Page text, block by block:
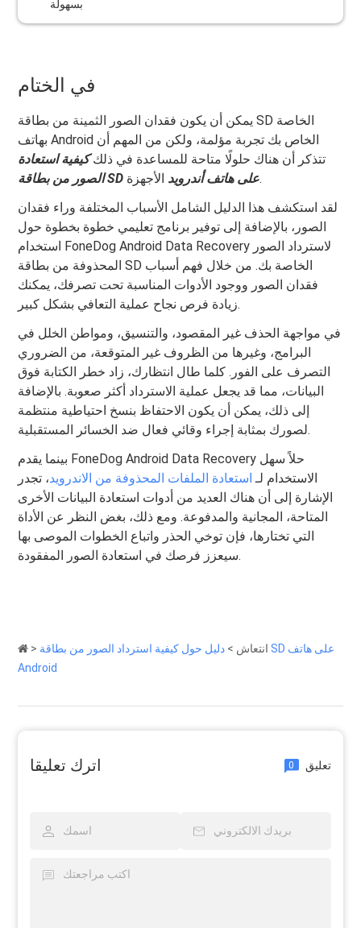
بسهولة
في الختام
يمكن أن يكون فقدان الصور الثمينة من بطاقة SD الخاصة
بهاتف Android الخاص بك تجربة مؤلمة، ولكن من المهم أن
تتذكر أن هناك حلولًا متاحة للمساعدة في ذلككيفية استعادة
الصور من بطاقة SD على هاتف أندرويدالأجهزة.
لقد استكشف هذا الدليل الشامل الأسباب المختلفة وراء فقدان
الصور، بالإضافة إلى توفير برنامج تعليمي خطوة بخطوة حول
استخدام FoneDog Android Data Recovery لاسترداد الصور
المحذوفة من بطاقة SD الخاصة بك. من خلال فهم أسباب
فقدان الصور ووجود الأدوات المناسبة تحت تصرفك، يمكنك
زيادة فرص نجاح عملية التعافي بشكل كبير.
في مواجهة الحذف غير المقصود، والتنسيق، ومواطن الخلل في
البرامج، وغيرها من الظروف غير المتوقعة، من الضروري
التصرف على الفور. كلما طال انتظارك، زاد خطر الكتابة فوق
البيانات، مما قد يجعل عملية الاسترداد أكثر صعوبة. بالإضافة
إلى ذلك، يمكن أن يكون الاحتفاظ بنسخ احتياطية منتظمة
لصورك بمثابة إجراء وقائي فعال ضد الخسائر المستقبلية.
بينما يقدم FoneDog Android Data Recovery حلاً سهل
الاستخدام لـ استعادة الملفات المحذوفة من الاندرويد، تجدر
الإشارة إلى أن هناك العديد من أدوات استعادة البيانات الأخرى
المتاحة، المجانية والمدفوعة. ومع ذلك، بغض النظر عن الأداة
التي تختارها، فإن توخي الحذر واتباع الخطوات الموصى بها
سيعزز فرصك في استعادة الصور المفقودة.
> انتعاش > دليل حول كيفية استرداد الصور من بطاقة SD على هاتف
Android
اترك تعليقا 0 تعليق